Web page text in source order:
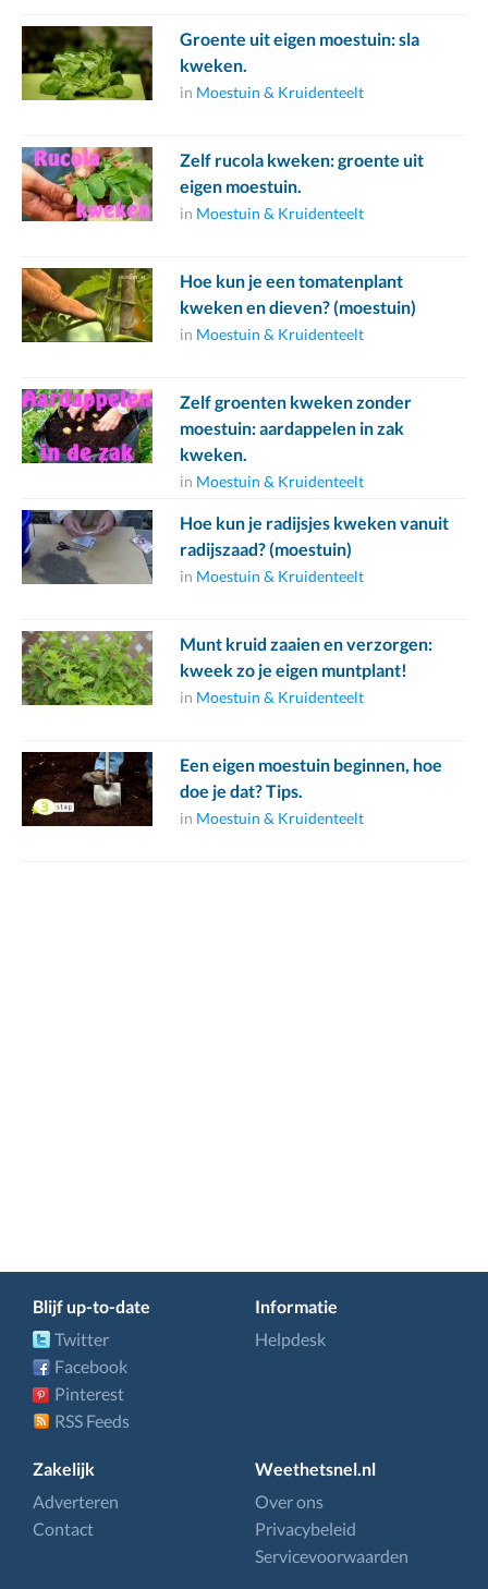
Groente uit eigen moestuin: sla
kweken.
in Moestuin & Kruidenteelt
Zelf rucola kweken: groente uit
eigen moestuin.
in Moestuin & Kruidenteelt
Hoe kun je een tomatenplant
kweken en dieven? (moestuin)
in Moestuin & Kruidenteelt
Zelf groenten kweken zonder
moestuin: aardappelen in zak
kweken.
in Moestuin & Kruidenteelt
Hoe kun je radijsjes kweken vanuit
radijszaad? (moestuin)
in Moestuin & Kruidenteelt
Munt kruid zaaien en verzorgen:
kweek zo je eigen muntplant!
in Moestuin & Kruidenteelt
Een eigen moestuin beginnen, hoe
doe je dat? Tips.
in Moestuin & Kruidenteelt
Blijf up-to-date
Twitter
Facebook
Pinterest
RSS Feeds
Informatie
Helpdesk
Zakelijk
Adverteren
Contact
Weethetsnel.nl
Over ons
Privacybeleid
Servicevoorwaarden